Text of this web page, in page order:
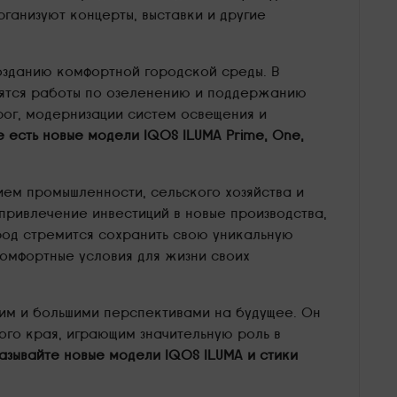
концерты, выставки и другие
комфортной городской среды. В
работы по озеленению и поддержанию
модернизации систем освещения и
новые модели IQOS ILUMA Prime, One,
промышленности, сельского хозяйства и
инвестиций в новые производства,
стремится сохранить свою уникальную
условия для жизни своих
и большими перспективами на будущее. Он
края, играющим значительную роль в
новые модели IQOS ILUMA и стики